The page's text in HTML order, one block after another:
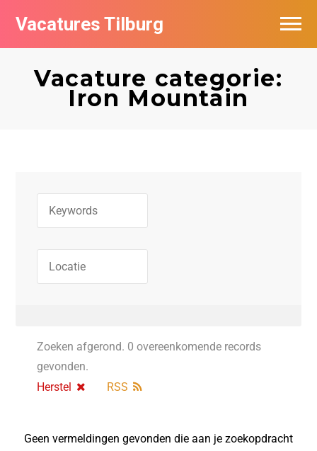
Vacatures Tilburg
Vacature categorie:
Iron Mountain
Zoeken afgerond. 0 overeenkomende records
gevonden.
Herstel
RSS
Geen vermeldingen gevonden die aan je zoekopdracht
Vacatures per bedrijf
De populairste vacatures in Tilburg